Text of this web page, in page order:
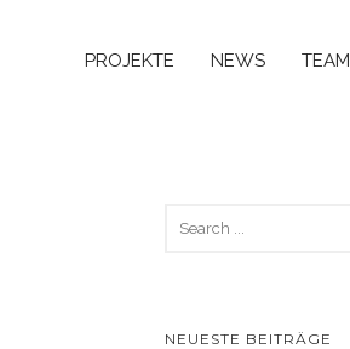
PROJEKTE NEWS TEAM
NEUESTE BEITRÄGE